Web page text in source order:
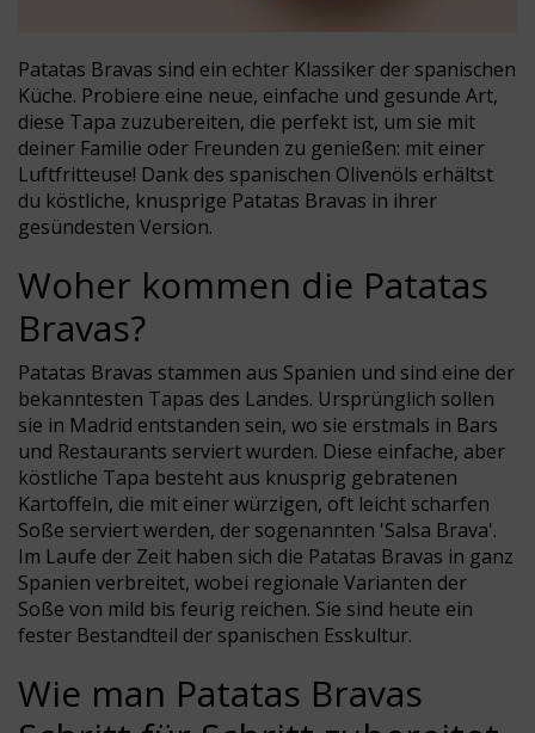
Patatas Bravas sind ein echter Klassiker der spanischen
Küche. Probiere eine neue, einfache und gesunde Art,
diese Tapa zuzubereiten, die perfekt ist, um sie mit
deiner Familie oder Freunden zu genießen: mit einer
Luftfritteuse! Dank des spanischen Olivenöls erhältst
du köstliche, knusprige Patatas Bravas in ihrer
gesündesten Version.
Woher kommen die Patatas
Bravas?
Patatas Bravas stammen aus Spanien und sind eine der
bekanntesten Tapas des Landes. Ursprünglich sollen
sie in Madrid entstanden sein, wo sie erstmals in Bars
und Restaurants serviert wurden. Diese einfache, aber
köstliche Tapa besteht aus knusprig gebratenen
Kartoffeln, die mit einer würzigen, oft leicht scharfen
Soße serviert werden, der sogenannten 'Salsa Brava'.
Im Laufe der Zeit haben sich die Patatas Bravas in ganz
Spanien verbreitet, wobei regionale Varianten der
Soße von mild bis feurig reichen. Sie sind heute ein
fester Bestandteil der spanischen Esskultur.
Wie man Patatas Bravas